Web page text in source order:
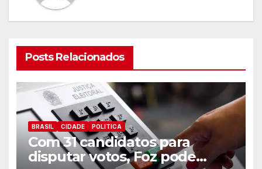
Posts Relacionados
BRASIL CIDADE POLITICA
Com 31 candidatos para
disputar votos, Foz pode